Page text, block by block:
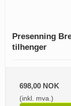
Presenning
tilhenger
698,00 NOK
(inkl. mva.)